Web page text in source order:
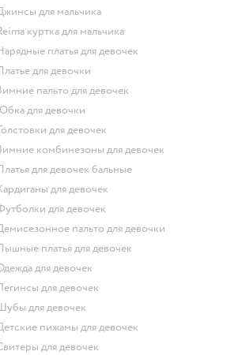
Джинсы для мальчика
Reima куртка для мальчика
Нарядные платья для девочек
Платье для девочки
Зимние пальто для девочек
Юбка для девочки
Толстовки для девочек
Зимние комбинезоны для девочек
Платья для девочек бальные
Кардиганы для девочек
Футболки для девочек
Демисезонное пальто для девочки
Пышные платья для девочек
Одежда для девочек
Легинсы для девочек
Шубы для девочек
Детские пижамы для девочек
Свитеры для девочек